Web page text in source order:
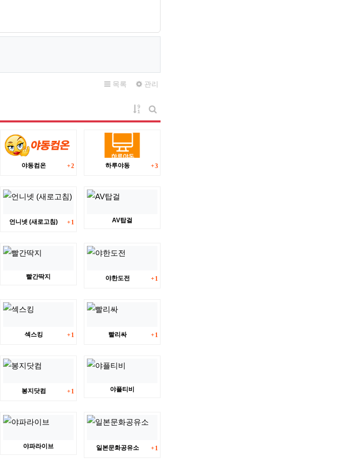
목록 관리
게시물 정렬
게시판 검색
야동컴온 댓글
2 하루야동 댓글
3
언니넷 (새로고침) 댓글
1 AV탑걸
빨간딱지 야한도전 댓글
1
섹스킹 댓글
1 빨리싸 댓글
1
봉지닷컴 댓글
1 야플티비
야파라이브 일본문화공유소 댓글
1